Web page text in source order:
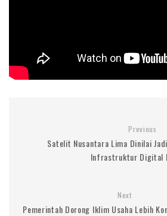
Previous
Satelit Nusantara Lima Dinilai
Infrastruktur Digital
Next
Pemerintah Dorong Iklim Usaha Lebih